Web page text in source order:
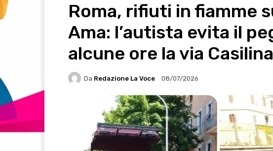
Roma, rifiuti in fiamme
Ama: l’autista evita il
alcune ore la via Casilina
Da Redazione La Voce 08/07/2026